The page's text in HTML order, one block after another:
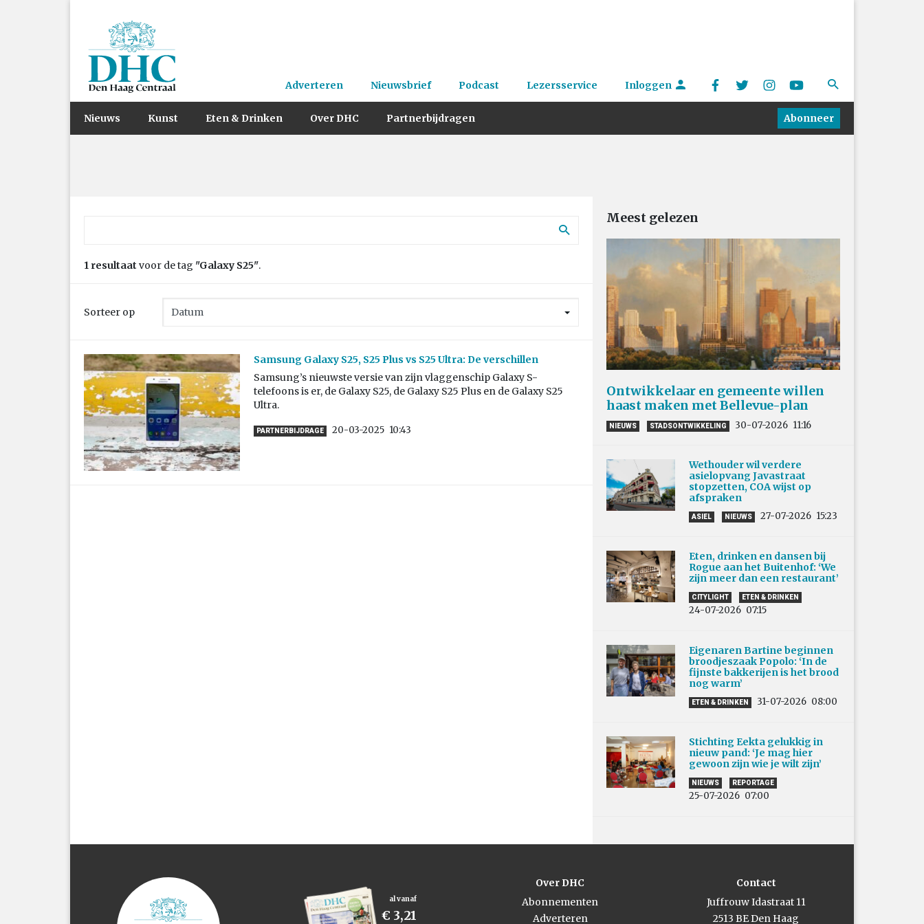
Adverteren Nieuwsbrief Podcast Lezersservice Inloggen
Nieuws Kunst Eten & Drinken Over DHC Partnerbijdragen Abonneer
1 resultaat voor de tag "Galaxy S25".
Sorteer op
Samsung Galaxy S25, S25 Plus vs S25 Ultra: De verschillen
Samsung’s nieuwste versie van zijn vlaggenschip Galaxy S-
telefoons is er, de Galaxy S25, de Galaxy S25 Plus en de Galaxy S25
Ultra.
PARTNERBIJDRAGE 20-03-2025 10:43
Meest gelezen
Ontwikkelaar en gemeente willen
haast maken met Bellevue-plan
NIEUWS STADSONTWIKKELING 30-07-2026 11:16
Wethouder wil verdere
asielopvang Javastraat
stopzetten, COA wijst op
afspraken
ASIEL NIEUWS 27-07-2026 15:23
Eten, drinken en dansen bij
Rogue aan het Buitenhof: ‘We
zijn meer dan een restaurant’
CITYLIGHT ETEN & DRINKEN
24-07-2026 07:15
Eigenaren Bartine beginnen
broodjeszaak Popolo: ‘In de
fijnste bakkerijen is het brood
nog warm’
ETEN & DRINKEN 31-07-2026 08:00
Stichting Eekta gelukkig in
nieuw pand: ‘Je mag hier
gewoon zijn wie je wilt zijn’
NIEUWS REPORTAGE
25-07-2026 07:00
al vanaf
€ 3,21
Over DHC
Abonnementen
Adverteren
Contact
Juffrouw Idastraat 11
2513 BE Den Haag